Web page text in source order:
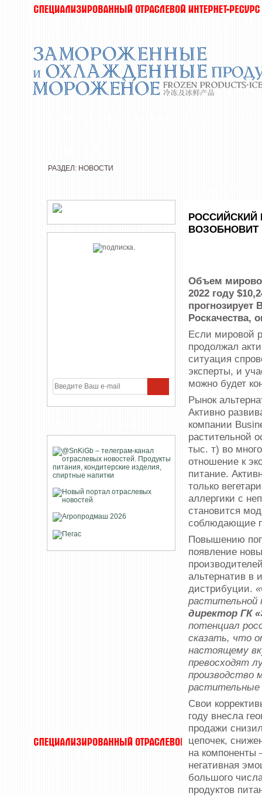
РАЗДЕЛ: НОВОСТИ
РОССИЙСКИЙ
ВОЗОБНОВИТ
Объем
2022 году
Роскачества,
Если мировой
продолжал
ситуация
эксперты, и
можно будет
Рынок
Активно
компании
растительной
тыс. т) во
отношение к
питание.
только
аллергики с
становится
соблюдающие
Повышению
появление
альтернатив в
дистрибуции.
растительной
директор ГК
потенциал
сказать, что
настоящему
превосходят
Свои
году внесла
продажи
цепочек,
на компоненты
негативная
большого
продуктов